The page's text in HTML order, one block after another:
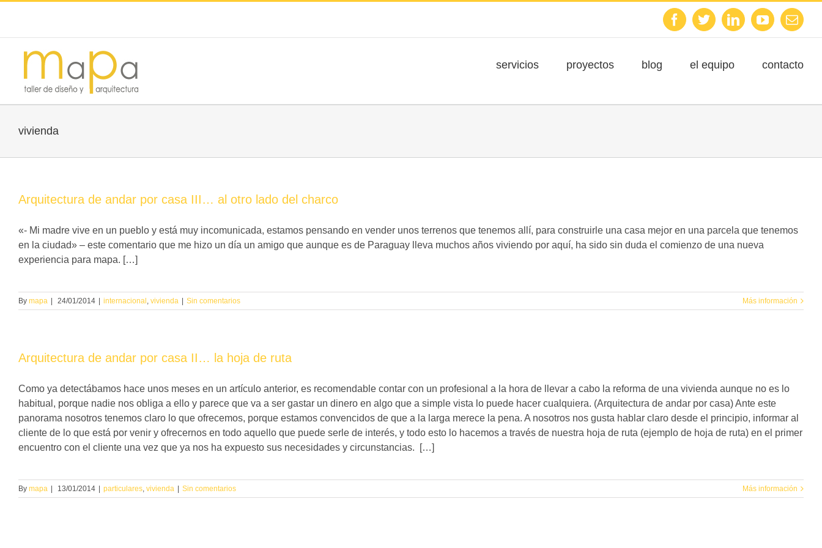
FacebookTwitterLinkedinYoutube
servicios proyectos blog el equipo contacto
vivienda
Arquitectura de andar por casa III… al otro lado del charco
«- Mi madre vive en un pueblo y está muy incomunicada, estamos pensando en vender unos terrenos que tenemos allí, para construirle una casa mejor en una parcela que tenemos
en la ciudad» – este comentario que me hizo un día un amigo que aunque es de Paraguay lleva muchos años viviendo por aquí, ha sido sin duda el comienzo de una nueva
experiencia para mapa. […]
By mapa 24/01/2014 internacional , vivienda Sin comentarios Más información
Arquitectura de andar por casa II… la hoja de ruta
Como ya detectábamos hace unos meses en un artículo anterior, es recomendable contar con un profesional a la hora de llevar a cabo la reforma de una vivienda aunque no es lo
habitual, porque nadie nos obliga a ello y parece que va a ser gastar un dinero en algo que a simple vista lo puede hacer cualquiera. (Arquitectura de andar por casa) Ante este
panorama nosotros tenemos claro lo que ofrecemos, porque estamos convencidos de que a la larga merece la pena. A nosotros nos gusta hablar claro desde el principio, informar al
cliente de lo que está por venir y ofrecernos en todo aquello que puede serle de interés, y todo esto lo hacemos a través de nuestra hoja de ruta (ejemplo de hoja de ruta) en el primer
encuentro con el cliente una vez que ya nos ha expuesto sus necesidades y circunstancias. […]
By mapa 13/01/2014 particulares, vivienda Sin comentarios Más información